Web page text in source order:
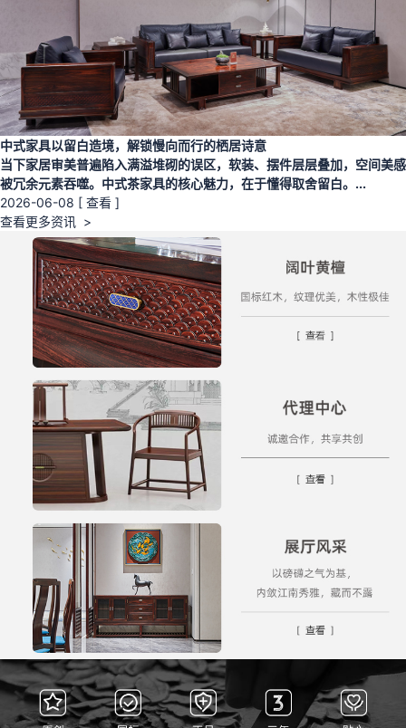
中式家具以留白造境，解锁慢向而行的栖居诗意
当下家居审美普遍陷入满溢堆砌的误区，软装、摆件层层叠加，空间美感
被冗余元素吞噬。中式茶家具的核心魅力，在于懂得取舍留白。...
2026-06-08 [ 查看 ]
查看更多资讯 >